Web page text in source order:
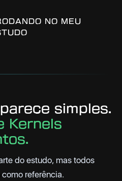
NO MEU
simples.
Kernels
do estudo, mas todos
referência.